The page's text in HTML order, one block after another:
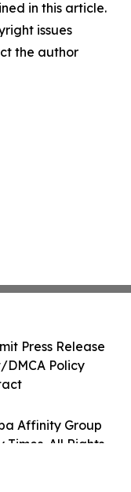
in this article.
issues
the author
Affinity Group
Times. All Rights
Press Release
Policy